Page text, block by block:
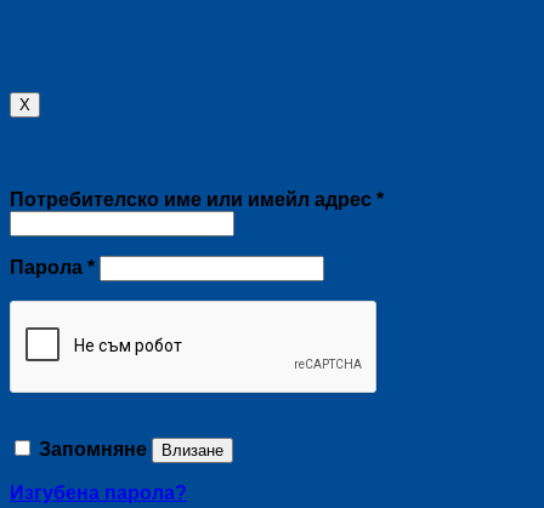
X
Потребителско име или имейл адрес *Задължително
Парола *Задължително
Запомняне Влизане
Изгубена парола?